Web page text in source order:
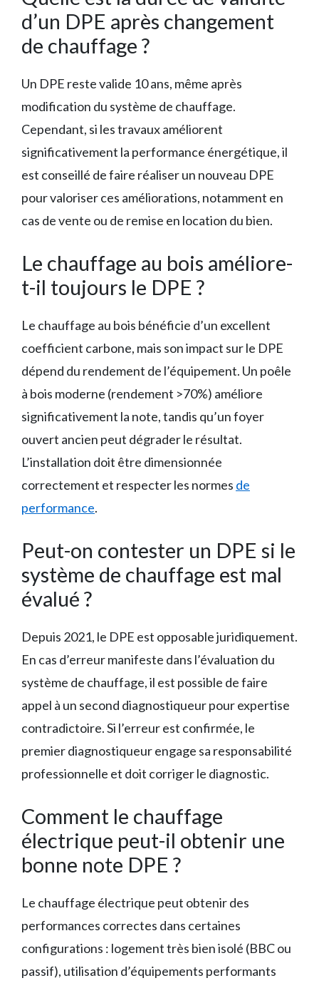
d’un DPE après changement
de chauffage ?
Un DPE reste valide 10 ans, même après
modification du système de chauffage.
Cependant, si les travaux améliorent
significativement la performance énergétique, il
est conseillé de faire réaliser un nouveau DPE
pour valoriser ces améliorations, notamment en
cas de vente ou de remise en location du bien.
Le chauffage au bois améliore-
t-il toujours le DPE ?
Le chauffage au bois bénéficie d’un excellent
coefficient carbone, mais son impact sur le DPE
dépend du rendement de l’équipement. Un poêle
à bois moderne (rendement >70%) améliore
significativement la note, tandis qu’un foyer
ouvert ancien peut dégrader le résultat.
L’installation doit être dimensionnée
correctement et respecter les normes de
performance.
Peut-on contester un DPE si le
système de chauffage est mal
évalué ?
Depuis 2021, le DPE est opposable juridiquement.
En cas d’erreur manifeste dans l’évaluation du
système de chauffage, il est possible de faire
appel à un second diagnostiqueur pour expertise
contradictoire. Si l’erreur est confirmée, le
premier diagnostiqueur engage sa responsabilité
professionnelle et doit corriger le diagnostic.
Comment le chauffage
électrique peut-il obtenir une
bonne note DPE ?
Le chauffage électrique peut obtenir des
performances correctes dans certaines
configurations : logement très bien isolé (BBC ou
passif), utilisation d’équipements performants